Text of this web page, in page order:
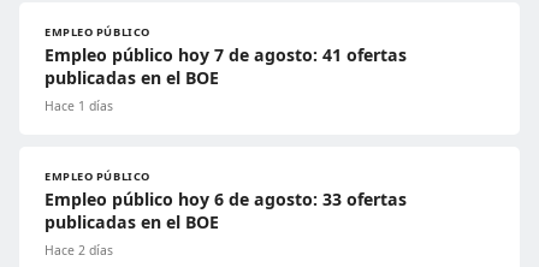
EMPLEO PÚBLICO
Empleo público hoy 7 de agosto: 41 ofertas
publicadas en el BOE
Hace 1 días
EMPLEO PÚBLICO
Empleo público hoy 6 de agosto: 33 ofertas
publicadas en el BOE
Hace 2 días